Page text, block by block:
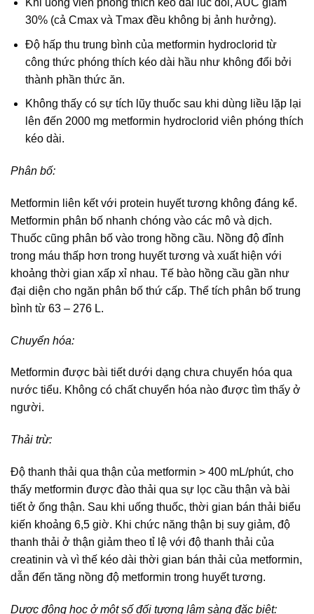
Khi uống viên phóng thích kéo dài lúc đói, AUC giảm
30% (cả Cmax và Tmax đều không bị ảnh hưởng).
Độ hấp thu trung bình của metformin hydroclorid từ
công thức phóng thích kéo dài hầu như không đổi bởi
thành phần thức ăn.
Không thấy có sự tích lũy thuốc sau khi dùng liều lặp lại
lên đến 2000 mg metformin hydroclorid viên phóng thích
kéo dài.
Phân bố:
Metformin liên kết với protein huyết tương không đáng kể.
Metformin phân bố nhanh chóng vào các mô và dịch.
Thuốc cũng phân bố vào trong hồng cầu. Nồng độ đỉnh
trong máu thấp hơn trong huyết tương và xuất hiện với
khoảng thời gian xấp xỉ nhau. Tế bào hồng cầu gần như
đại diện cho ngăn phân bố thứ cấp. Thể tích phân bố trung
bình từ 63 – 276 L.
Chuyển hóa:
Metformin được bài tiết dưới dạng chưa chuyển hóa qua
nước tiểu. Không có chất chuyển hóa nào được tìm thấy ở
người.
Thải trừ:
Độ thanh thải qua thận của metformin > 400 mL/phút, cho
thấy metformin được đào thải qua sự lọc cầu thận và bài
tiết ở ống thận. Sau khi uống thuốc, thời gian bán thải biểu
kiến khoảng 6,5 giờ. Khi chức năng thận bị suy giảm, độ
thanh thải ở thận giảm theo tỉ lệ với độ thanh thải của
creatinin và vì thế kéo dài thời gian bán thải của metformin,
dẫn đến tăng nồng độ metformin trong huyết tương.
Dược động học ở một số đối tượng lâm sàng đặc biệt: